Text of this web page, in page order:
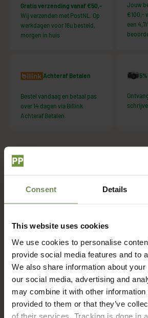
Consent Details
This website uses cookies
We use cookies to personalise
provide social media features and to
We also share information about
our social media, advertising and
may combine it with other information
provided to them or that they’ve
of their services. Tracking is done in
Gratis verzending vanaf €50,-
Wij verzenden met PostNL. Op
werkdagen voor 16u besteld,
morgen in huis
Jouw
€100,-
een
Achteraf Betalen
Bestel vandaag en betaal pas
over 14 dagen via Billink
Achteraf Betalen.
Wat dacht je hiervan?
FAQ
Verzenden &
Hoe lang duur het voordat ik mijn